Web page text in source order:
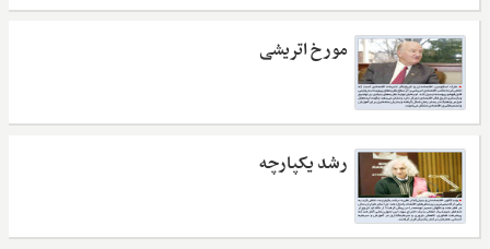
مورخ اتریشی
رشد یکپارچه